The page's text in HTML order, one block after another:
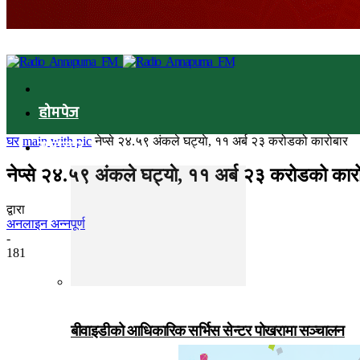
होमपेज
समाचार
बीवाइडीको आधिकारिक सर्भिस सेन्टर पोखरामा सञ्चालन
घर main with pic नेप्से २४.५९ अंकले घट्याे, ११ अर्ब २३ करोडको कारोबार
नेप्से २४.५९ अंकले घट्याे, ११ अर्ब २३ करोडको
द्वारा
अनलाइन अन्नपूर्ण
-
181